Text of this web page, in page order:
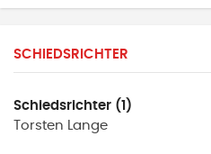
SCHIEDSRICHTER
Schiedsrichter (1)
Torsten Lange